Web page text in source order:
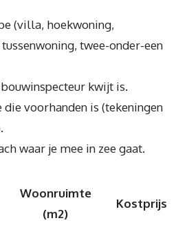
(villa, hoekwoning,
twee-onder-een
kwijt is.
voorhanden is (tekeningen
waar je mee in zee gaat.
Woonruimte
(m2)
Kostprijs